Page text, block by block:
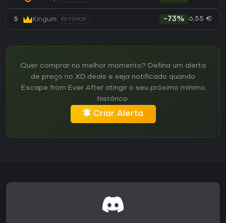
5 Kinguin KEYSHOP -73% 6,55 €
Quer comprar no melhor momento? Defina um alerta
de preço no XD.deals e seja notificado quando
Escape from Ever After atingir o seu próximo mínimo
histórico.
Criar Alerta